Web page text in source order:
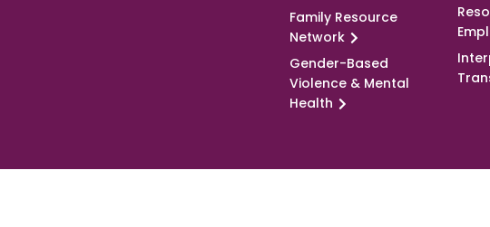
Family Resource
Network
Gender-Based
Violence & Mental
Health